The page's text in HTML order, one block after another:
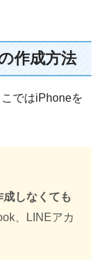
作成方法
ではiPhoneを
しなくても
、LINEアカ